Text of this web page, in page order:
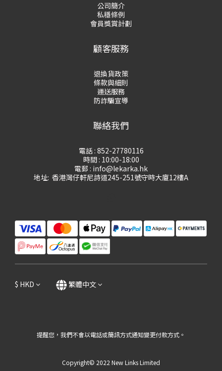
公司簡介
私穩條例
會員獎賞計劃
顧客服務
退換貨政策
條款與細則
運送服務
防詐騙宣導
聯絡我們
電話 : 852-27780116
時間 : 10:00-18:00
電郵 : info@lekarka.hk
地址: 香港灣仔軒尼詩道245-251號守時大廈12樓A
$ HKD 繁體中文
提醒您，我們不會以電話或簡訊方式通知變更付款方式。
Copyright© 2022 New Links Limited